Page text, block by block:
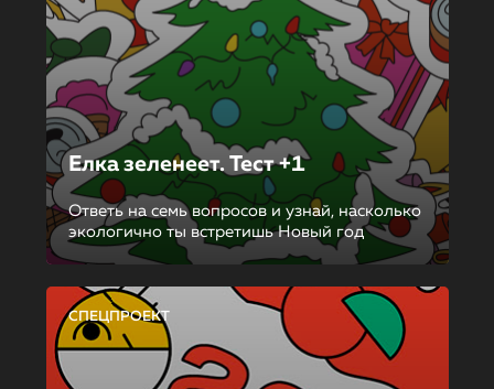
Елка зеленеет. Тест +1
Ответь на семь вопросов и узнай, насколько
экологично ты встретишь Новый год
СПЕЦПРОЕКТ